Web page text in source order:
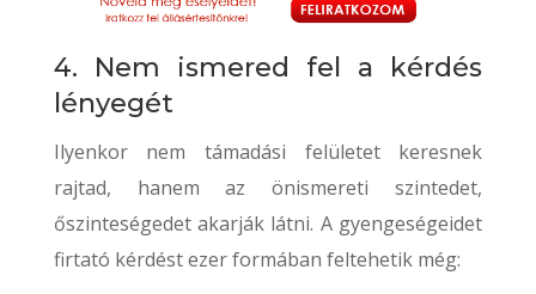
4. Nem ismered fel a kérdés
lényegét
Ilyenkor nem támadási felületet keresnek
rajtad, hanem az önismereti szintedet,
őszinteségedet akarják látni. A gyengeségeidet
firtató kérdést ezer formában feltehetik még: